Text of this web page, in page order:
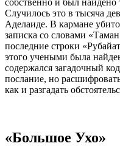
Случилось это в тысяча
Аделаиде. В кармане
записка со словами
последние строки
этого учеными была
содержался загадочный
послание, но
как и разгадать
«Большое Ухо»